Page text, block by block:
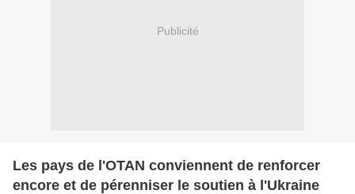
Publicité
Les pays de l'OTAN conviennent de renforcer
encore et de pérenniser le soutien à l'Ukraine